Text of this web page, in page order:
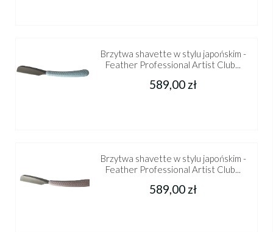
Brzytwa shavette w stylu japońskim -
Feather Professional Artist Club...
589,00 zł
Brzytwa shavette w stylu japońskim -
Feather Professional Artist Club...
589,00 zł